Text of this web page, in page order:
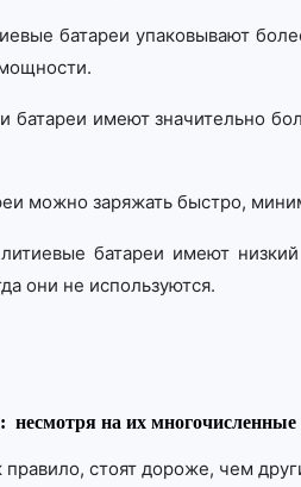
батареи упаковывают
батареи имеют значительно
можно заряжать быстро,
батареи имеют
они не используются.
на их
стоят дороже, чем